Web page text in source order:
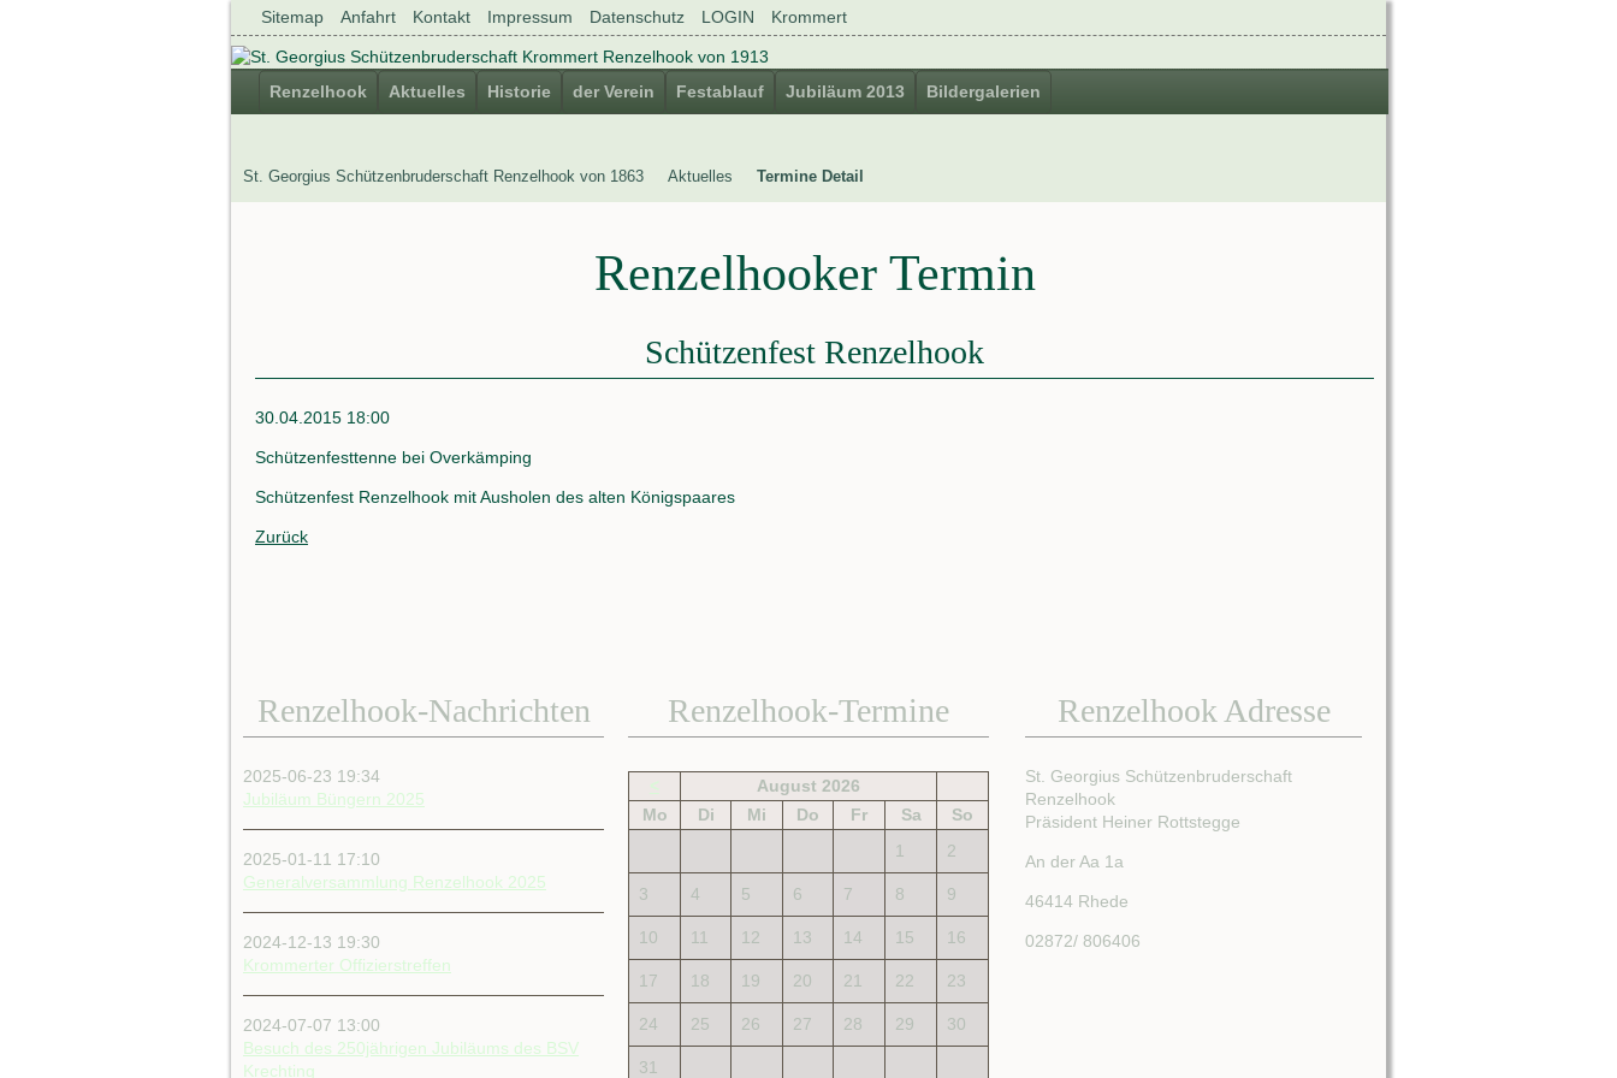
Navigation
überspringen
Sitemap Anfahrt Kontakt Impressum Datenschutz LOGIN Krommert
überspringen
Renzelhook Aktuelles Historie der Verein Festablauf Jubiläum 2013 Bildergalerien
Navigation
überspringen
Renzelhook
Aktuelles
Könige
Daten
als
Fahne
Schützen
feiern
Jubiläum
2013
Jubiläum
2013
des
Jubiläums
Anfahrt
zur
Berichte
Jubiläum
St. Georgius Schützenbruderschaft Renzelhook von 1863 Aktuelles Termine Detail
Renzelhooker Termin
Schützenfest Renzelhook
30.04.2015 18:00
Schützenfesttenne bei Overkämping
Schützenfest Renzelhook mit Ausholen des alten Königspaares
Zurück
Renzelhook-Nachrichten
2025-06-23 19:34
Jubiläum Büngern 2025
2025-01-11 17:10
Generalversammlung Renzelhook 2025
2024-12-13 19:30
Krommerter Offizierstreffen
2024-07-07 13:00
Besuch des 250jährigen Jubiläums des BSV
Krechting
Renzelhook-Termine
August 2026
Mo
Di Mi Do Fr Sa
So
1
2
3 4 5 6 7 8 9
10 11 12 13 14 15 16
17 18 19 20 21 22 23
24 25 26 27 28 29 30
31
Renzelhook Adresse
St. Georgius Schützenbruderschaft
Renzelhook
Präsident Heiner Rottstegge
An der Aa 1a
46414 Rhede
02872/ 806406